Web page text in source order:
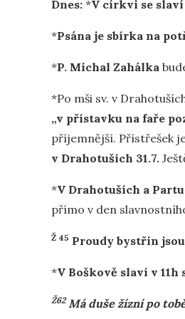
Dnes: *V církvi se slaví
*Psána je sbírka na
*P. Michal Zahálka
*Po mši sv. v
„v přístavku na faře
příjemnější. Přístřešek
v Drahotuších 31.7.
*V Drahotuších a
přímo v den
Ž 45 Proudy bystřin
*V Boškově slaví v 11h
Ž62Má duše žízní po